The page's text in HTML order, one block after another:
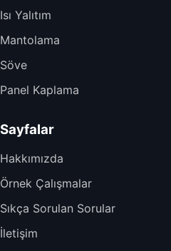
Isı Yalıtım
Mantolama
Söve
Panel Kaplama
Sayfalar
Hakkımızda
Örnek Çalışmalar
Sıkça Sorulan Sorular
İletişim